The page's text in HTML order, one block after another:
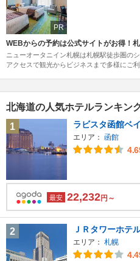
PR
WEBからの予約は公式サイトがお得！
ニューオータニイン札幌は札幌駅徒歩圏の
アクセスで観光からビジネスまで多様にご
北海道の人気ホテルランキン
1
ラビスタ函館ベイ
エリア： 函館
最安 22,232円～
2 ＪＲタワーホテ
エリア： 札幌